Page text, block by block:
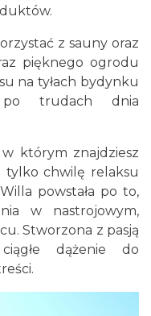
z sauny oraz
pięknego ogrodu
na tyłach bydynku
trudach dnia
którym znajdziesz
tylko chwilę relaksu
powstała po to,
w nastrojowym,
Stworzona z pasją
dążenie do